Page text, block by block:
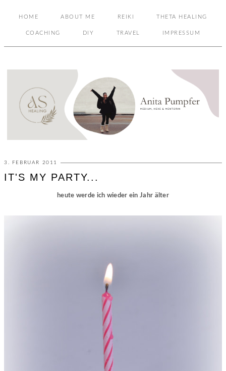
HOME ABOUT ME REIKI THETA HEALING
COACHING DIY TRAVEL IMPRESSUM
3. FEBRUAR 2011
IT'S MY PARTY...
heute werde ich wieder ein Jahr älter